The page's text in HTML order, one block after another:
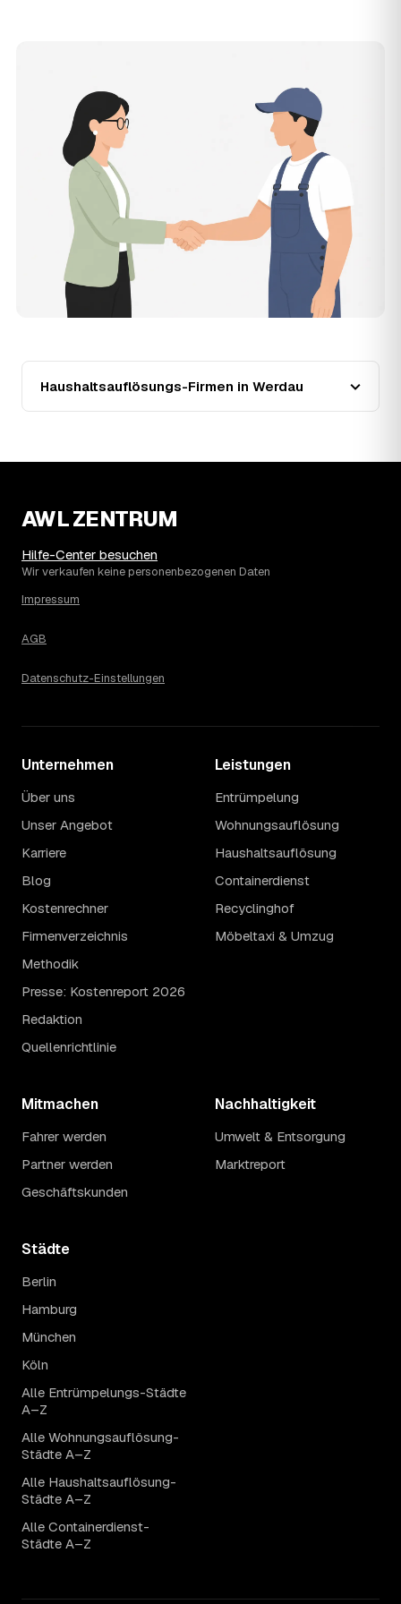
Die Anfrage über AWL Zentrum ist kostenlos und
unverbindlich. Sie beschreiben Ihr Vorhaben, erhalten
mehrere Festpreis-Angebote geprüfter Anbieter in Werdau
und zahlen nur, wenn Sie sich für ein Angebot
entscheiden.
Warum liegt die Preisspanne in Werdau
zwischen 1.080 € und 2.790 €?
Der Preis richtet sich vor allem nach Umfang und Zustand
des Hausstands: eine kleine, aufgeräumte Wohnung liegt
eher bei 1.080 €, ein vollgestelltes Haus mit Keller und
Dachboden eher bei 2.790 €. Verwertbare
Wertgegenstände wirken unabhängig von der Größe
Seit 2020 zeigt der Trend in Werdau eine klare Richtung:
fallend um rund 40 %, mit dem bisherigen Höchststand im
Crimmitschau liegt bei einem Ø-Preis von rund 1.777 € pro
Haushaltsauflösung, in Werdau sind es im Schnitt 1.777 €.
Die genaue Preisspanne hängt jeweils von Größe und
Wertanrechnung des Hausstands ab, ein Städtevergleich
Haushaltsauflösungs-Firmen in Werdau
AWL ZENTRUM
Hilfe-Center besuchen
Wir verkaufen keine personenbezogenen Daten
Impressum
AGB
Datenschutz-Einstellungen
Unternehmen
Über uns
Unser Angebot
Karriere
Blog
Kostenrechner
Firmenverzeichnis
Methodik
Presse: Kostenreport 2026
Redaktion
Quellenrichtlinie
Leistungen
Entrümpelung
Wohnungsauflösung
Haushaltsauflösung
Containerdienst
Recyclinghof
Möbeltaxi & Umzug
Mitmachen
Fahrer werden
Partner werden
Geschäftskunden
Nachhaltigkeit
Umwelt & Entsorgung
Marktreport
Städte
Berlin
Hamburg
München
Köln
Alle Entrümpelungs-Städte
A–Z
Alle Wohnungsauflösung-
Städte A–Z
Alle Haushaltsauflösung-
Städte A–Z
Alle Containerdienst-
Städte A–Z